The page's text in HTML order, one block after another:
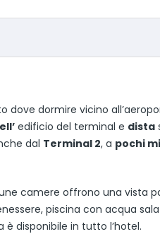
dove dormire vicino
edificio del terminal e dista
dal Terminal 2, a pochi
camere offrono una vista
piscina con acqua
disponibile in tutto l’hotel.